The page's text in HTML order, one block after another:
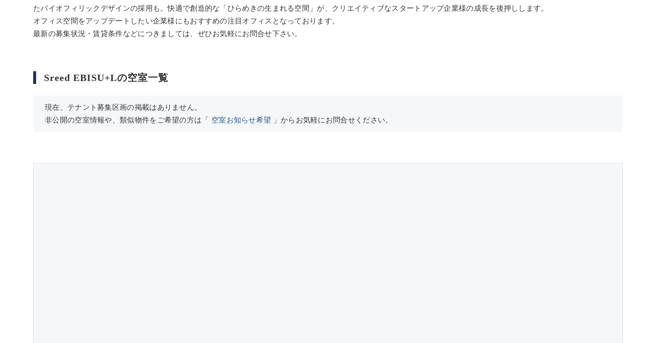
たバイオフィリックデザインの採用も。快適で創造的な「ひらめきの生まれる空間」が、クリエイティブなスタートアップ企業様の成長を後押しします。
オフィス空間をアップデートしたい企業様にもおすすめの注目オフィスとなっております。
最新の募集状況・賃貸条件などにつきましては、ぜひお気軽にお問合せ下さい。
Sreed EBISU+Lの空室一覧
現在、テナント募集区画の掲載はありません。
非公開の空室情報や、類似物件をご希望の方は「 空室お知らせ希望 」からお気軽にお問合せください。